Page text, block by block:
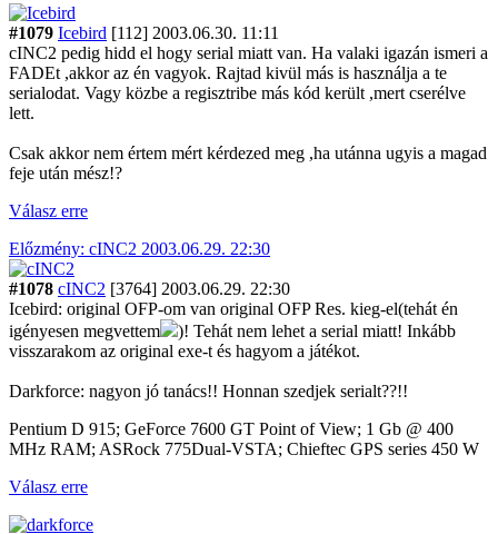
#1079 Icebird [112] 2003.06.30. 11:11
cINC2 pedig hidd el hogy serial miatt van. Ha valaki igazán ismeri a
FADEt ,akkor az én vagyok. Rajtad kivül más is használja a te
serialodat. Vagy közbe a regisztribe más kód került ,mert cserélve
lett.
Csak akkor nem értem mért kérdezed meg ,ha utánna ugyis a magad
feje után mész!?
Válasz erre
Előzmény: cINC2 2003.06.29. 22:30
#1078 cINC2 [3764] 2003.06.29. 22:30
Icebird: original OFP-om van original OFP Res. kieg-el(tehát én
igényesen megvettem
)! Tehát nem lehet a serial miatt! Inkább
visszarakom az original exe-t és hagyom a játékot.
Darkforce: nagyon jó tanács!! Honnan szedjek serialt??!!
Pentium D 915; GeForce 7600 GT Point of View; 1 Gb @ 400
MHz RAM; ASRock 775Dual-VSTA; Chieftec GPS series 450 W
Válasz erre